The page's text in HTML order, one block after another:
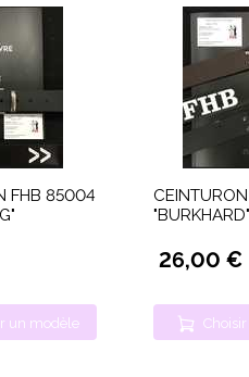
FHB 85004
un modèle
"BURKHARD"
26,00 €